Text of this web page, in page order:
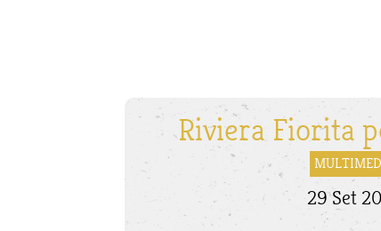
Riviera Fiorita
29 Set